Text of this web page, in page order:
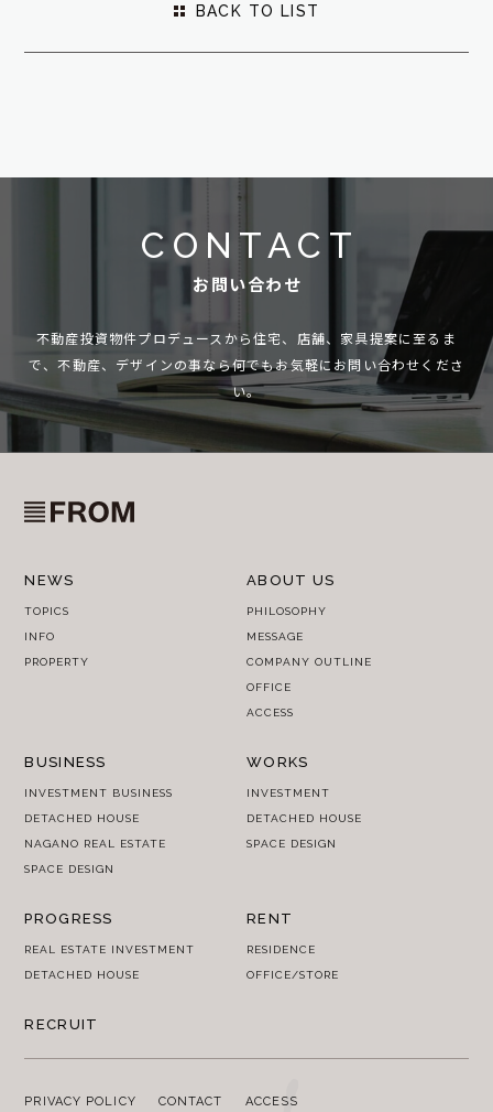
BACK TO LIST
CONTACT
お問い合わせ
不動産投資物件プロデュースから住宅、店舗、家具提案に至るま
で、不動産、デザインの事なら何でもお気軽にお問い合わせくださ
い。
NEWS
TOPICS
INFO
PROPERTY
ABOUT US
PHILOSOPHY
MESSAGE
COMPANY OUTLINE
OFFICE
ACCESS
BUSINESS
INVESTMENT BUSINESS
DETACHED HOUSE
NAGANO REAL ESTATE
SPACE DESIGN
WORKS
INVESTMENT
DETACHED HOUSE
SPACE DESIGN
PROGRESS
REAL ESTATE INVESTMENT
DETACHED HOUSE
RENT
RESIDENCE
OFFICE/STORE
RECRUIT
PRIVACY POLICY CONTACT ACCESS